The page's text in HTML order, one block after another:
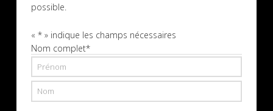
possible.
« *» indique les champs nécessaires
Nom complet*
Prénom